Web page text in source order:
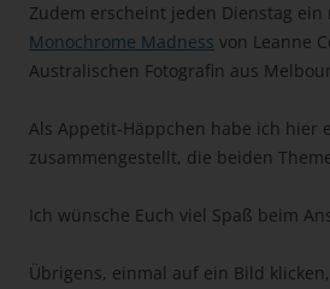
Zudem erscheint jeden Dienstag
Monochrome Madness von Leanne
Australischen Fotografin aus
Als Appetit-Häppchen habe ich hier
zusammengestellt, die beiden
Ich wünsche Euch viel Spaß beim
Übrigens, einmal auf ein Bild